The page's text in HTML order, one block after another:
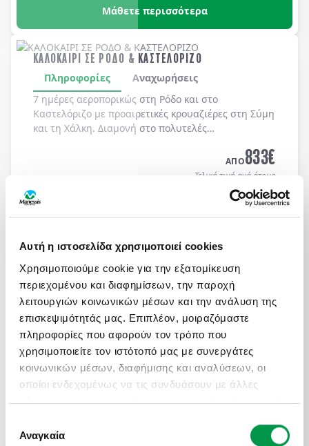
Αυτή η ιστοσελίδα χρησιμοποιεί cookies
Χρησιμοποιούμε cookie για την εξατομίκευση
περιεχομένου και διαφημίσεων, την παροχή
λειτουργιών κοινωνικών μέσων και την ανάλυση της
επισκεψιμότητάς μας. Επιπλέον, μοιραζόμαστε
πληροφορίες που αφορούν τον τρόπο που
χρησιμοποιείτε τον ιστότοπό μας με συνεργάτες
κοινωνικών μέσων, διαφήμισης και αναλύσεων, οι
οποίοι ενδεχομένως να τις συνδυάσουν με άλλες
πληροφορίες που τους έχετε παραχωρήσει ή τις οποίες
χρήση των υπηρεσιών τους.
συγκατάθεσης
Αναγκαία
Μάθετε περισσότερα
ΚΑΛΟΚΑΙΡΙ ΣΕ ΡΟΔΟ & ΚΑΣΤΕΛΟΡΙΖΟ
Πληροφορίες
Αναχωρήσεις
7 ημέρες αεροπορικώς στη Ρόδο και στο
Καστελόριζο με προαιρετικές κρουαζιέρες στη Σύμη
και τη Χάλκη. Διαμονή στο πολυτελές
(ημιδιατροφή).
ΑΠΟ833€
Τελική τιμή ανά άτομο
Πληροφορίες
Αναχωρήσεις
8 μέρες αεροπορικώς σε Όσλο, Μπέργκεν,
Στάβανγκερ, Κρίστιανσαντ, Ντράμεν. Διαμονή σε
επιλεγμένα ξενοδοχεία 3* & 4* με πρωινό μπουφέ
καθημερινά.
ΑΠΟ 2.100
Τελική τιμή ανά άτομο